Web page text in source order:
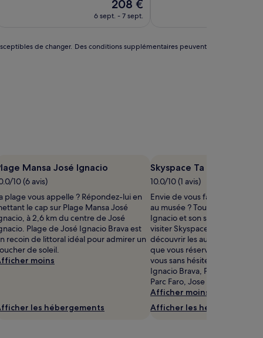
nouveau
de
208 €
6 sept. - 7 sept.
de changer. Des conditions supplémentaires peuvent
Mansa José Ignacio
10 (6 avis)
plage vous appelle ? Répondez-lui en
le cap sur Plage Mansa José
à 2,6 km du centre de José
Plage de José Ignacio Brava est
recoin de littoral idéal pour admirer un
de soleil.
moins
les hébergements
Skyspace Ta Khut
10.0/10 (1 avis)
Envie de vous faire plaisir
au musée ? Tournez-vous vers
Ignacio et son superbe
visiter Skyspace Ta Khut.
découvrir les autres pépites
que vous réserve José Ignacio
vous sans hésiter vers Plage
Ignacio Brava, Phare de José
Parc Faro, Jose Ignacio.
Afficher moins
Afficher les hébergements